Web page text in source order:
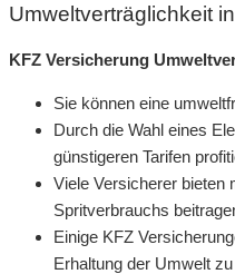
Umweltverträglichkeit
KFZ Versicherung
Sie können eine
Durch die Wahl eines
günstigeren Tarifen
Viele Versicherer bieten
Spritverbrauchs
Einige KFZ
Erhaltung der Umwelt